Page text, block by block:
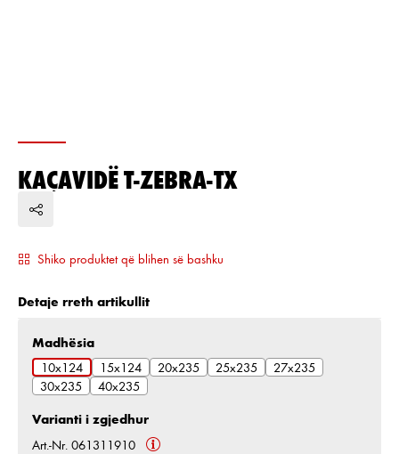
KAÇAVIDË T-ZEBRA-TX
Shiko produktet që blihen së bashku
Detaje rreth artikullit
Zgjidh
Madhësia
10x124
15x124 20x235 25x235
27x235
30x235
40x235
Varianti i zgjedhur
Art.-Nr. 061311910